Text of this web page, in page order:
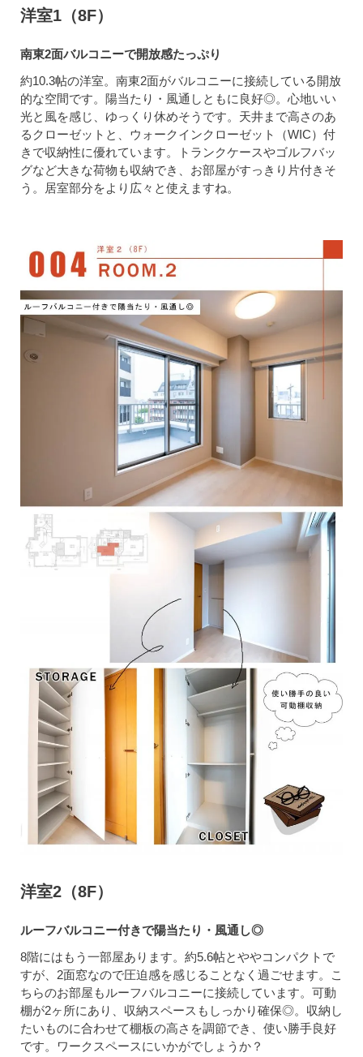
洋室1（8F）
南東2面バルコニーで開放感たっぷり
約10.3帖の洋室。南東2面がバルコニーに接続している開放
的な空間です。陽当たり・風通しともに良好◎。心地いい
光と風を感じ、ゆっくり休めそうです。天井まで高さのあ
るクローゼットと、ウォークインクローゼット（WIC）付
きで収納性に優れています。トランクケースやゴルフバッ
グなど大きな荷物も収納でき、お部屋がすっきり片付きそ
う。居室部分をより広々と使えますね。
洋室2（8F）
ルーフバルコニー付きで陽当たり・風通し◎
8階にはもう一部屋あります。約5.6帖とややコンパクトで
すが、2面窓なので圧迫感を感じることなく過ごせます。こ
ちらのお部屋もルーフバルコニーに接続しています。可動
棚が2ヶ所にあり、収納スペースもしっかり確保◎。収納し
たいものに合わせて棚板の高さを調節でき、使い勝手良好
です。ワークスペースにいかがでしょうか？